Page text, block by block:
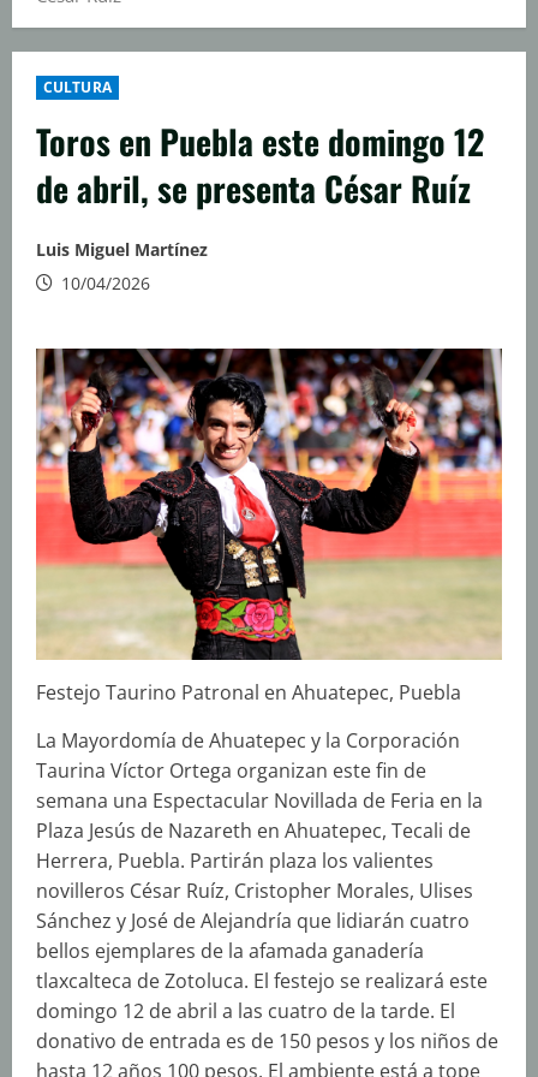
CULTURA
Toros en Puebla este domingo 12
de abril, se presenta César Ruíz
Luis Miguel Martínez
10/04/2026
Festejo Taurino Patronal en Ahuatepec, Puebla
La Mayordomía de Ahuatepec y la Corporación
Taurina Víctor Ortega organizan este fin de
semana una Espectacular Novillada de Feria en la
Plaza Jesús de Nazareth en Ahuatepec, Tecali de
Herrera, Puebla. Partirán plaza los valientes
novilleros César Ruíz, Cristopher Morales, Ulises
Sánchez y José de Alejandría que lidiarán cuatro
bellos ejemplares de la afamada ganadería
tlaxcalteca de Zotoluca. El festejo se realizará este
domingo 12 de abril a las cuatro de la tarde. El
donativo de entrada es de 150 pesos y los niños de
hasta 12 años 100 pesos. El ambiente está a tope